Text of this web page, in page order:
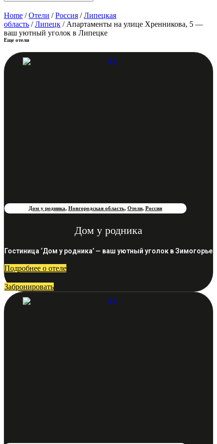
Home /Отели /Россия /Липецкая
область /Липецк / Апартаменты на улице Хренникова, 5 —
ваш уютный уголок в Липецке
Еще отели
Дом у родника, Новгородская область, Отели, Россия
Дом у родника
Гостиница ‘Дом у родника’ — ваш уютный уголок в Зимогорье
Подробнее о отеле
Забронировать